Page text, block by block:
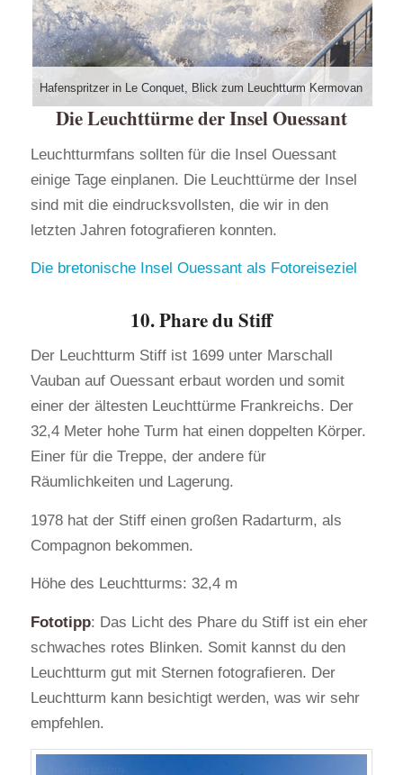
Hafenspritzer in Le Conquet, Blick zum Leuchtturm Kermovan
Die Leuchttürme der Insel Ouessant
Leuchtturmfans sollten für die Insel Ouessant
einige Tage einplanen. Die Leuchttürme der Insel
sind mit die eindrucksvollsten, die wir in den
letzten Jahren fotografieren konnten.
Die bretonische Insel Ouessant als Fotoreiseziel
10. Phare du Stiff
Der Leuchtturm Stiff ist 1699 unter Marschall
Vauban auf Ouessant erbaut worden und somit
einer der ältesten Leuchttürme Frankreichs. Der
32,4 Meter hohe Turm hat einen doppelten Körper.
Einer für die Treppe, der andere für
Räumlichkeiten und Lagerung.
1978 hat der Stiff einen großen Radarturm, als
Compagnon bekommen.
Höhe des Leuchtturms: 32,4 m
Fototipp: Das Licht des Phare du Stiff ist ein eher
schwaches rotes Blinken. Somit kannst du den
Leuchtturm gut mit Sternen fotografieren. Der
Leuchtturm kann besichtigt werden, was wir sehr
empfehlen.